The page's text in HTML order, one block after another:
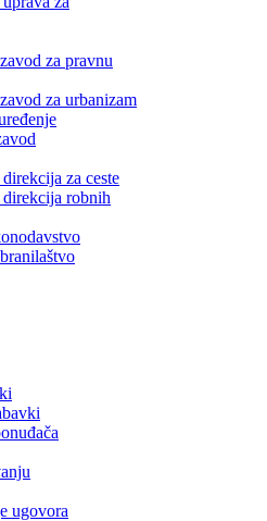
za pravnu
za urbanizam
za ceste
robnih
ugovora